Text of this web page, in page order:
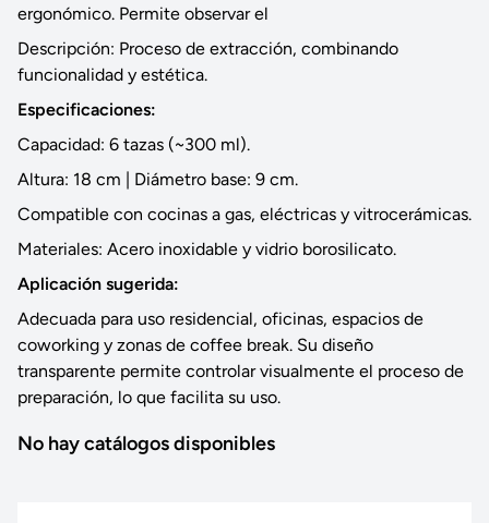
ergonómico. Permite observar el
Descripción: Proceso de extracción, combinando
funcionalidad y estética.
Especificaciones:
Capacidad: 6 tazas (~300 ml).
Altura: 18 cm | Diámetro base: 9 cm.
Compatible con cocinas a gas, eléctricas y vitrocerámicas.
Materiales: Acero inoxidable y vidrio borosilicato.
Aplicación sugerida:
Adecuada para uso residencial, oficinas, espacios de
coworking y zonas de coffee break. Su diseño
transparente permite controlar visualmente el proceso de
preparación, lo que facilita su uso.
No hay catálogos disponibles